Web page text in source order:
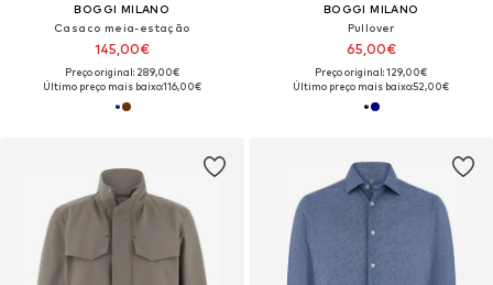
BOGGI MILANO
Casaco meia-estação
145,00€
Preço original: 289,00€
Último preço mais baixo:116,00€
BOGGI MILANO
Pullover
65,00€
Preço original: 129,00€
Último preço mais baixo:52,00€